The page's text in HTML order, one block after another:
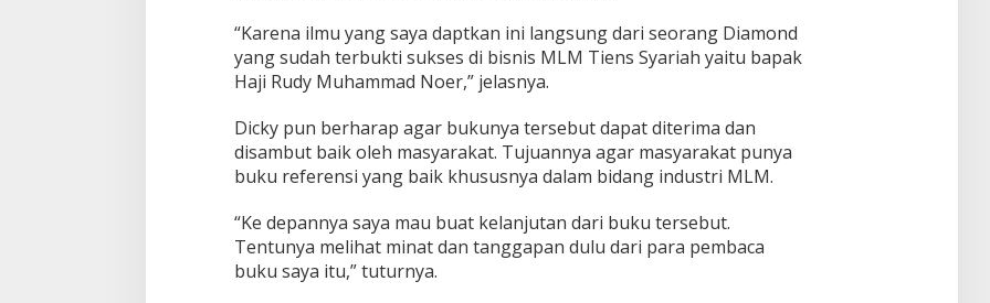
“Karena ilmu yang saya daptkan ini langsung dari seorang Diamond
yang sudah terbukti sukses di bisnis MLM Tiens Syariah yaitu bapak
Haji Rudy Muhammad Noer,” jelasnya.
Dicky pun berharap agar bukunya tersebut dapat diterima dan
disambut baik oleh masyarakat. Tujuannya agar masyarakat punya
buku referensi yang baik khususnya dalam bidang industri MLM.
“Ke depannya saya mau buat kelanjutan dari buku tersebut.
Tentunya melihat minat dan tanggapan dulu dari para pembaca
buku saya itu,” tuturnya.